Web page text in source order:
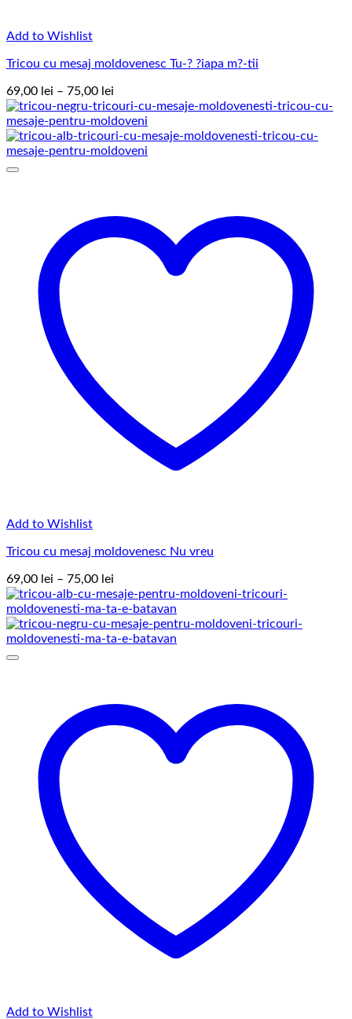
Add to Wishlist
Tricou cu mesaj moldovenesc Tu-? ?iapa m?-tii
69,00 lei – 75,00 lei
de
prețuri:
69,00 lei
până
Add to Wishlist
Tricou cu mesaj moldovenesc Nu vreu
69,00 lei – 75,00 lei
de
prețuri:
69,00 lei
până
Add to Wishlist